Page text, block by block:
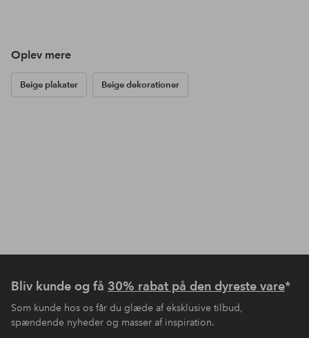
Oplev mere
Beige plakater Beige dekorationer
Bliv kunde og få 30% rabat på den dyreste vare*
Som kunde hos os får du glæde af eksklusive tilbud,
spændende nyheder og masser af inspiration.